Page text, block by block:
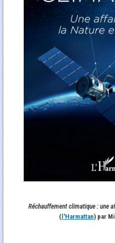
Réchauffement climatique : une
(l'Harmattan) par